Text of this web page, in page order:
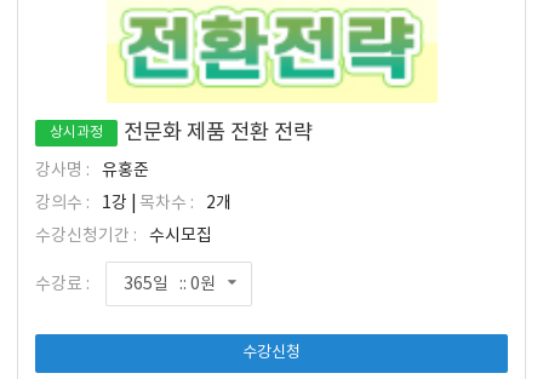
상시과정 전문화 제품 전환 전략
강사명 :
유홍준
강의수 :
1강 | 목차수 :
2개
수강신청기간 :
수시모집
수강료 : 365일 :: 0원
수강신청